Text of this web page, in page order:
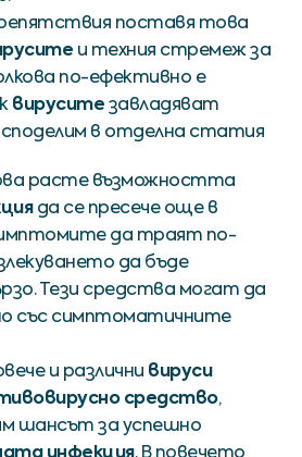
поставя това
и техния стремеж за
по-ефективно е
вируситезавладяват
в отделна статия
расте възможността
да се пресече още в
да траят по-
да бъде
Тези средства могат да
със симптоматичните
и различни вируси
средство,
шансът за успешно
инфекция